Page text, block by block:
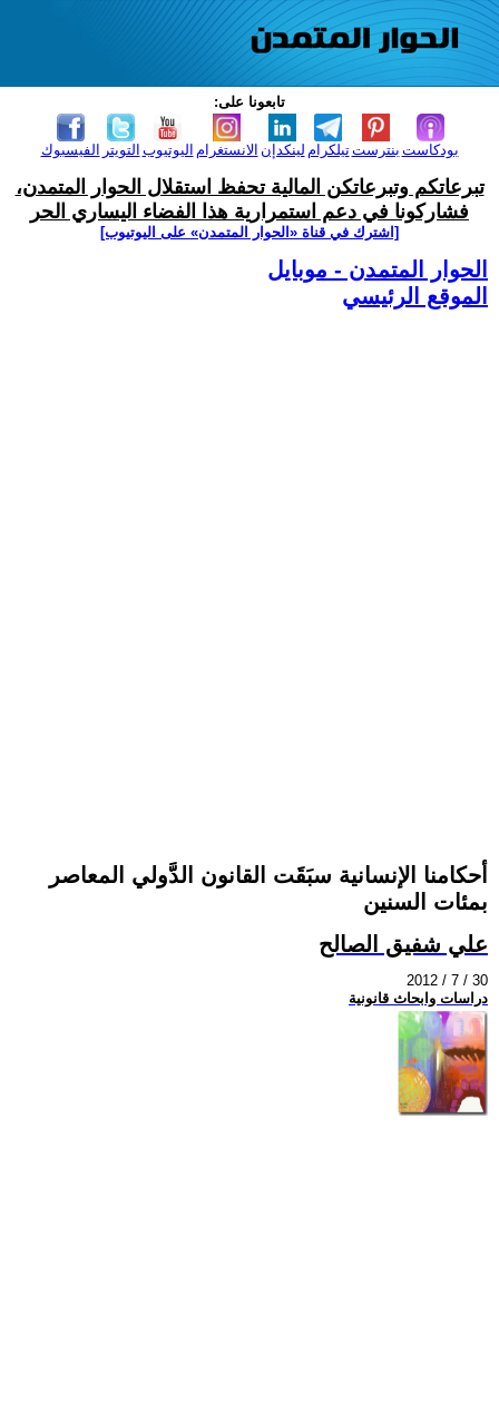
تابعونا على:
الفيسبوك التويتر اليوتيوب الانستغرام لينكدإن تيلكرامبنترست بودكاست
تبرعاتكم وتبرعاتكن المالية تحفظ استقلال الحوار المتمدن،
فشاركونا في دعم استمرارية هذا الفضاء اليساري الحر
[اشترك في قناة ‫«الحوار المتمدن» على اليوتيوب]
الحوار المتمدن - موبايل
الموقع الرئيسي
أحكامنا الإنسانية سبَقَت القانون الدَّولي المعاصر
بمئات السنين
علي شفيق الصالح
2012 / 7 / 30
دراسات وابحاث قانونية